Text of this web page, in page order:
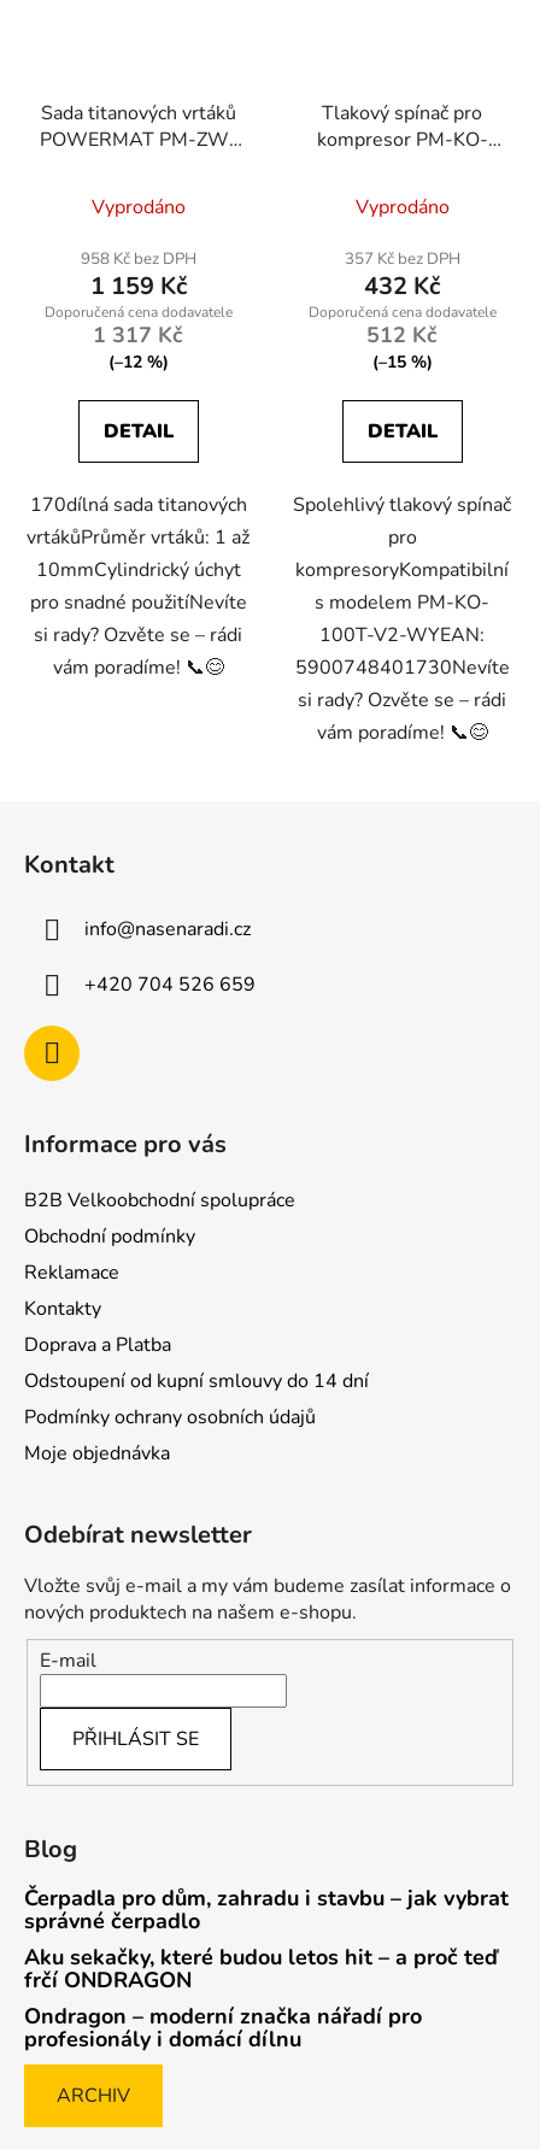
Sada titanových vrtáků
POWERMAT PM-ZW-
Vyprodáno
958 Kč bez DPH
1 159 Kč
1 317 Kč
(–12 %)
DETAIL
170dílná sada titanových
vrtákůPrůměr vrtáků: 1 až
10mmCylindrický úchyt
pro snadné použitíNevíte
si rady? Ozvěte se – rádi
vám poradíme! 📞😊
Tlakový spínač pro
kompresor PM-KO-
Vyprodáno
357 Kč bez DPH
432 Kč
512 Kč
(–15 %)
DETAIL
Spolehlivý tlakový spínač
pro
kompresoryKompatibilní
s modelem PM-KO-
100T-V2-WYEAN:
5900748401730Nevíte
si rady? Ozvěte se – rádi
vám poradíme! 📞😊
Kontakt
info@nasenaradi.cz
+420 704 526 659
Informace pro vás
B2B Velkoobchodní spolupráce
Obchodní podmínky
Reklamace
Kontakty
Doprava a Platba
Odstoupení od kupní smlouvy do 14 dní
Podmínky ochrany osobních údajů
Moje objednávka
Odebírat newsletter
Vložte svůj e-mail a my vám budeme zasílat informace o
nových produktech na našem e-shopu.
E-mail
PŘIHLÁSIT SE
Blog
Čerpadla pro dům, zahradu i stavbu – jak vybrat
správné čerpadlo
Aku sekačky, které budou letos hit – a proč teď
frčí ONDRAGON
Ondragon – moderní značka nářadí pro
profesionály i domácí dílnu
ARCHIV